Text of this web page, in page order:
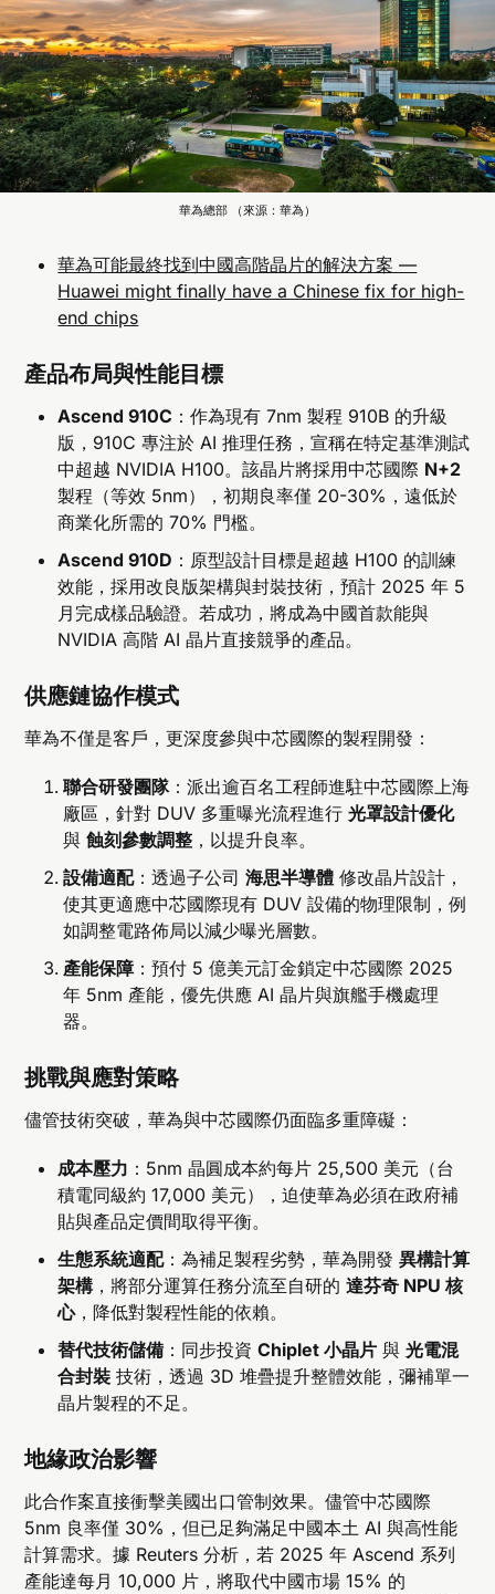
華為總部 （來源：華為）
華為可能最終找到中國高階晶片的解決方案 —
Huawei might finally have a Chinese fix for high-
end chips
產品布局與性能目標
Ascend 910C ：作為現有 7nm 製程 910B 的升級
版，910C 專注於 AI 推理任務，宣稱在特定基準測試
中超越 NVIDIA H100。該晶片將採用中芯國際 N+2
製程（等效 5nm），初期良率僅 20-30%，遠低於
商業化所需的 70% 門檻。
Ascend 910D ：原型設計目標是超越 H100 的訓練
效能，採用改良版架構與封裝技術，預計 2025 年 5
月完成樣品驗證。若成功，將成為中國首款能與
NVIDIA 高階 AI 晶片直接競爭的產品。
供應鏈協作模式
華為不僅是客戶，更深度參與中芯國際的製程開發：
聯合研發團隊：派出逾百名工程師進駐中芯國際上海
廠區，針對 DUV 多重曝光流程進行光罩設計優化
與蝕刻參數調整 ，以提升良率。
設備適配：透過子公司海思半導體 修改晶片設計，
使其更適應中芯國際現有 DUV 設備的物理限制，例
如調整電路佈局以減少曝光層數。
產能保障：預付 5 億美元訂金鎖定中芯國際 2025
年 5nm 產能，優先供應 AI 晶片與旗艦手機處理
器。
挑戰與應對策略
儘管技術突破，華為與中芯國際仍面臨多重障礙：
成本壓力 ：5nm 晶圓成本約每片 25,500 美元（台
積電同級約 17,000 美元），迫使華為必須在政府補
貼與產品定價間取得平衡。
生態系統適配：為補足製程劣勢，華為開發異構計算
架構 ，將部分運算任務分流至自研的達芬奇 NPU 核
心，降低對製程性能的依賴。
替代技術儲備 ：同步投資Chiplet 小晶片 與光電混
合封裝 技術，透過 3D 堆疊提升整體效能，彌補單一
晶片製程的不足。
地緣政治影響
此合作案直接衝擊美國出口管制效果。儘管中芯國際
5nm 良率僅 30%，但已足夠滿足中國本土 AI 與高性能
計算需求。據 Reuters 分析，若 2025 年 Ascend 系列
產能達每月 10,000 片，將取代中國市場 15% 的